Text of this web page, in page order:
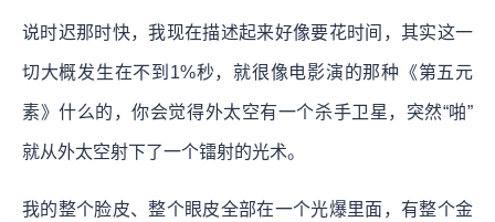
说时迟那时快，我现在描述起来好像要花时间，其实这一
切大概发生在不到1%秒，就很像电影演的那种《第五元
素》什么的，你会觉得外太空有一个杀手卫星，突然“啪”
就从外太空射下了一个镭射的光术。
我的整个脸皮、整个眼皮全部在一个光爆里面，有整个金